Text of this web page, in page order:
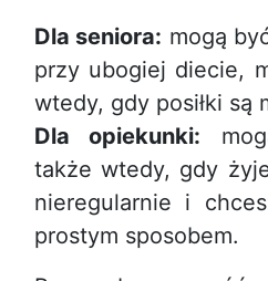
Dla seniora: mogą
przy ubogiej diecie,
wtedy, gdy posiłki są
Dla opiekunki:
także wtedy, gdy
nieregularnie i
prostym sposobem.